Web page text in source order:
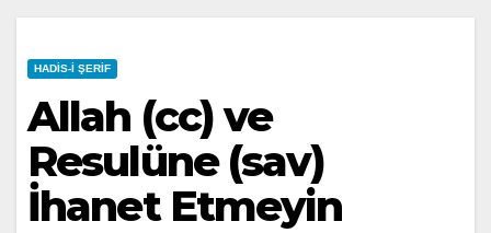
HADIS-I ŞERIF
Allah (cc) ve
Resulüne (sav)
İhanet Etmeyin